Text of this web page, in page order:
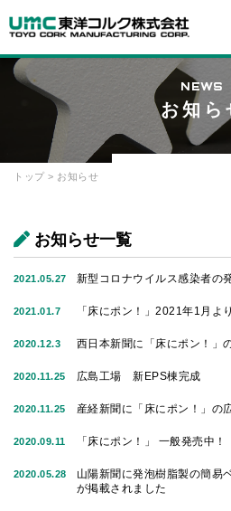
東洋コル
事業紹介
について
リサイ
製品紹介
建築土
機能材
会社情報
経営理
報
お知らせ・
プラ
バシー
NEWS
お知ら
トップ > お知らせ
お知らせ一覧
2021.05.27 新型コロナウイルス感染者の
2021.01.7 「床にポン！」2021年1月よ
2020.12.3 西日本新聞に「床にポン！」
2020.11.25 広島工場 新EPS棟完成
2020.11.25 産経新聞に「床にポン！」の
2020.09.11 「床にポン！」 一般発売中！
2020.05.28
山陽新聞に発泡樹脂製の簡易
が掲載されました